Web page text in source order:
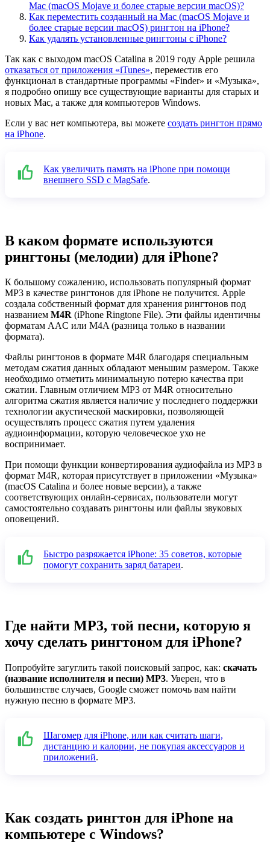
Mac (macOS Mojave и более старые версии macOS)?
Как переместить созданный на Mac (macOS Mojave и
более старые версии macOS) рингтон на iPhone?
Как удалять установленные рингтоны с iPhone?
Так как с выходом macOS Catalina в 2019 году Apple решила
отказаться от приложения «iTunes», переместив его
функционал в стандартные программы «Finder» и «Музыка»,
я подробно опишу все существующие варианты для старых и
новых Mac, а также для компьютеров Windows.
Если у вас нет компьютера, вы можете создать рингтон прямо
на iPhone.
Как увеличить память на iPhone при помощи
внешнего SSD с MagSafe.
В каком формате используются
рингтоны (мелодии) для iPhone?
К большому сожалению, использовать популярный формат
MP3 в качестве рингтонов для iPhone не получится. Apple
создала собственный формат для хранения рингтонов под
названием M4R (iPhone Ringtone File). Эти файлы идентичны
форматам AAC или M4A (разница только в названии
формата).
Файлы рингтонов в формате M4R благодаря специальным
методам сжатия данных обладают меньшим размером. Также
необходимо отметить минимальную потерю качества при
сжатии. Главным отличием MP3 от M4R относительно
алгоритма сжатия является наличие у последнего поддержки
технологии акустической маскировки, позволяющей
осуществлять процесс сжатия путем удаления
аудиоинформации, которую человеческое ухо не
воспринимает.
При помощи функции конвертирования аудиофайла из MP3 в
формат M4R, которая присутствует в приложении «Музыка»
(macOS Catalina и более новые версии), а также
соответствующих онлайн-сервисах, пользователи могут
самостоятельно создавать рингтоны или файлы звуковых
оповещений.
Быстро разряжается iPhone: 35 советов, которые
помогут сохранить заряд батареи.
Где найти MP3, той песни, которую я
хочу сделать рингтоном для iPhone?
Попробуйте загуглить такой поисковый запрос, как: скачать
(название исполнителя и песни) MP3. Уверен, что в
большинстве случаев, Google сможет помочь вам найти
нужную песню в формате MP3.
Шагомер для iPhone, или как считать шаги,
дистанцию и калории, не покупая аксессуаров и
приложений.
Как создать рингтон для iPhone на
компьютере с Windows?